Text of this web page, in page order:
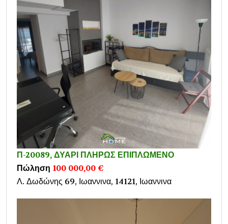
Π-20089, ΔΥΑΡΙ ΠΛΗΡΩΣ ΕΠΙΠΛΩΜΕΝΟ
Πώληση 100 000,00 €
Λ. Δωδώνης 69, Ιωαννινα, 14121, Ιωαννινα